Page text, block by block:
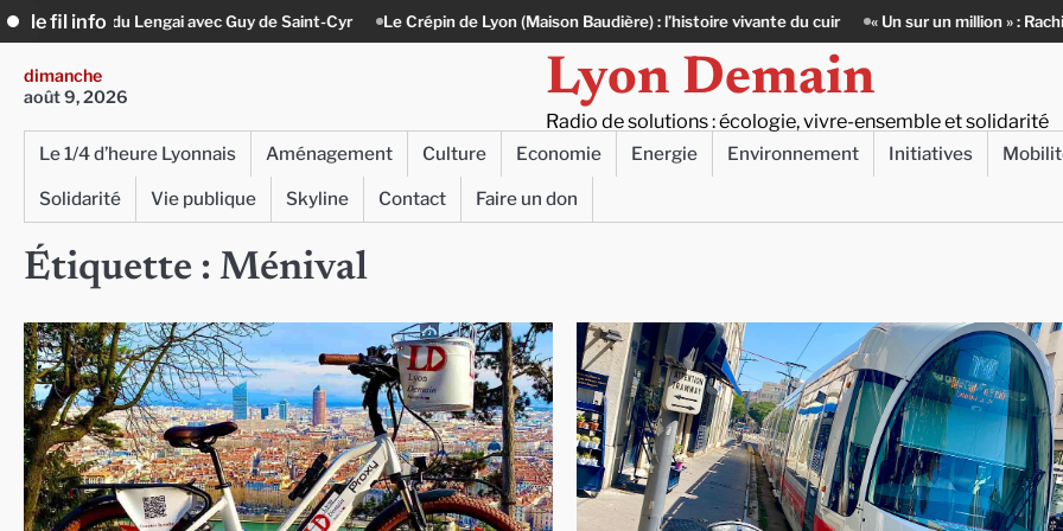
Skip
to
content
le fil info
Lengai avec Guy de Saint-Cyr Le Crépin de Lyon (Maison Baudière) : l’histoire vivante du cuir « Un sur un million » : Rachid Azizi,
dimanche
août 9, 2026
Lyon Demain
Radio de solutions : écologie, vivre-ensemble et solidarité
Le 1/4 d’heure Lyonnais Aménagement Culture Economie Energie Environnement Initiatives
Solidarité
Vie publique Skyline Contact Faire un don
Étiquette : Ménival